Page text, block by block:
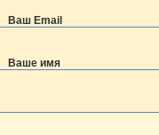
Ваш Email
Ваше имя